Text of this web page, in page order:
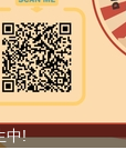
中!